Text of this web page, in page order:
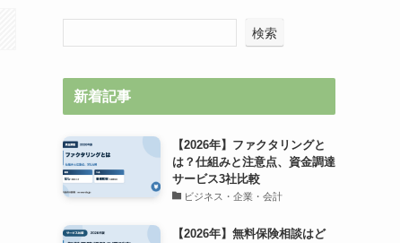
検索
新着記事
【2026年】ファクタリングと
は？仕組みと注意点、資金調達
サービス3社比較
ビジネス・企業・会計
【2026年】無料保険相談はど